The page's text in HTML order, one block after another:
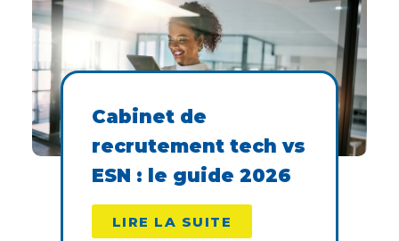
Cabinet de
recrutement tech vs
ESN : le guide 2026
LIRE LA SUITE